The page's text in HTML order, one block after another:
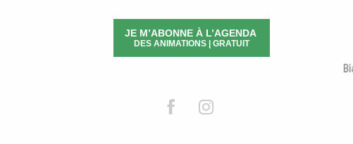
JE M’ABONNE À L’AGENDA
DES ANIMATIONS | GRATUIT